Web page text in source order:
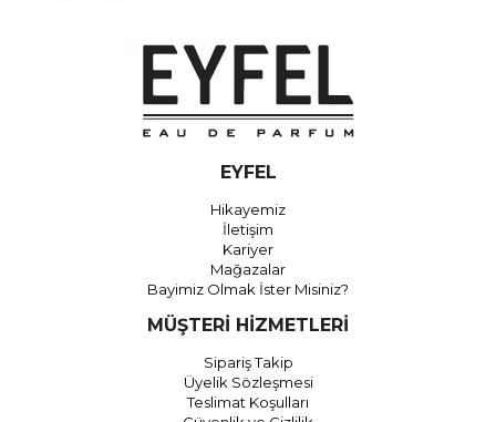
EYFEL
Hikayemiz
İletişim
Kariyer
Mağazalar
Bayimiz Olmak İster Misiniz?
MÜŞTERİ HİZMETLERİ
Sipariş Takip
Üyelik Sözleşmesi
Teslimat Koşulları